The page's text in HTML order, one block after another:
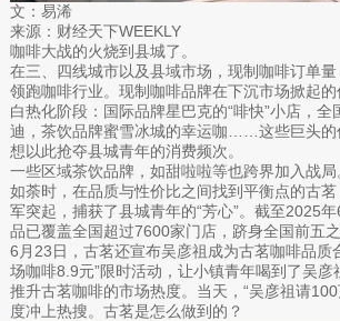
文：易浠
来源：财经天下WEEKLY
咖啡大战的火烧到县城了。
在三、四线城市以及县域市场，现制咖啡订单
领跑咖啡行业。现制咖啡品牌在下沉市场掀起
白热化阶段：国际品牌星巴克的“啡快”小店，
迪，茶饮品牌蜜雪冰城的幸运咖……这些巨头的
想以此抢夺县城青年的消费频次。
一些区域茶饮品牌，如甜啦啦等也跨界加入战
如荼时，在品质与性价比之间找到平衡点的古
军突起，捕获了县城青年的“芳心”。截至2025
品已覆盖全国超过7600家门店，跻身全国前五之
6月23日，古茗还宣布吴彦祖成为古茗咖啡品质
场咖啡8.9元”限时活动，让小镇青年喝到了吴彦
推升古茗咖啡的市场热度。当天，“吴彦祖请
度冲上热搜。古茗是怎么做到的？